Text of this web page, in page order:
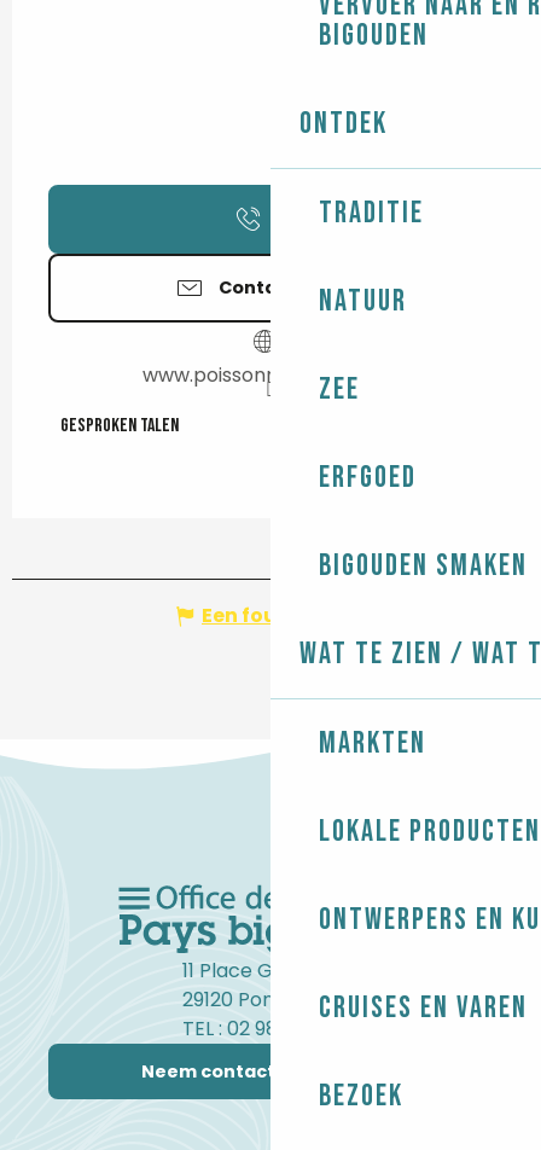
Bigouden
Ontdek
Traditie
Natuur
Zee
Erfgoed
Bigouden smaken
Wat te zien / Wat
Markten
Lokale producten
Ontwerpers en
Cruises en varen
Bezoek
Contacteer ons
www.poissonnerie-quere.fr
Gesproken talen
Gesproken talen
Een fout melden
11 Place Gambetta
29120 Pont-l'Abbé
TEL : 02 98 82 37 99
Neem contact met ons op